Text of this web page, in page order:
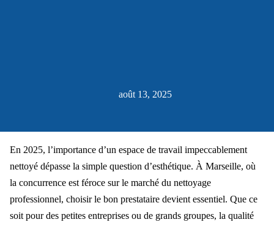
août 13, 2025
En 2025, l’importance d’un espace de travail impeccablement
nettoyé dépasse la simple question d’esthétique. À Marseille, où
la concurrence est féroce sur le marché du nettoyage
professionnel, choisir le bon prestataire devient essentiel. Que ce
soit pour des petites entreprises ou de grands groupes, la qualité